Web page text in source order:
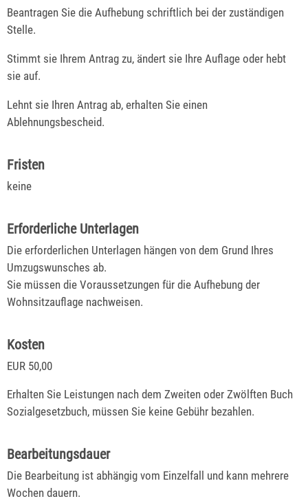
Beantragen Sie die Aufhebung schriftlich bei der zuständigen
Stelle.
Stimmt sie Ihrem Antrag zu, ändert sie Ihre Auflage oder hebt
sie auf.
Lehnt sie Ihren Antrag ab, erhalten Sie einen
Ablehnungsbescheid.
Fristen
keine
Erforderliche Unterlagen
Die erforderlichen Unterlagen hängen von dem Grund Ihres
Umzugswunsches ab.
Sie müssen die Voraussetzungen für die Aufhebung der
Wohnsitzauflage nachweisen.
Kosten
EUR 50,00
Erhalten Sie Leistungen nach dem Zweiten oder Zwölften Buch
Sozialgesetzbuch, müssen Sie keine Gebühr bezahlen.
Bearbeitungsdauer
Die Bearbeitung ist abhängig vom Einzelfall und kann mehrere
Wochen dauern.